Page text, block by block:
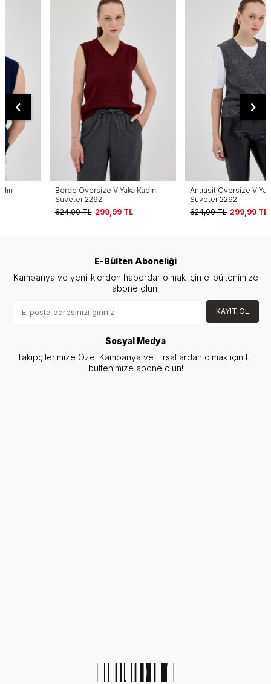
Bordo Oversize V Yaka Kadın
Süveter 2292
299,99TL
Antrasit Oversize V Yaka Kadın
Süveter 2292
299,99TL
E-Bülten Aboneliği
Kampanya ve yeniliklerden haberdar olmak için e-bültenimize
abone olun!
KAYIT OL
Sosyal Medya
Takipçilerimize Özel Kampanya ve Fırsatlardan olmak için E-
bültenimize abone olun!